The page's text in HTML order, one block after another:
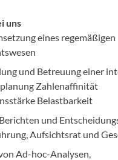
uns
eines regemäßigen
und Betreuung einer
Zahlenaffinität
Belastbarkeit
und
Aufsichtsrat und
Ad-hoc-Analysen,